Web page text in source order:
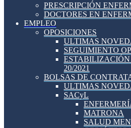
PRESCRIPCIÓN
DOCTORES EN
EMPLEO
OPOSICIONES
ULTIMAS
SEGUIMIENTO
20/2021
BOLSAS DE
ULTIMAS
SACyL
MATRONA
SALUD